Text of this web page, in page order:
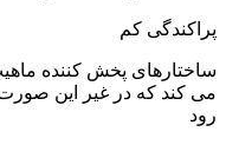
پراکندگی کم
ساختارهای پخش کننده
می کند که در غیر این
رود